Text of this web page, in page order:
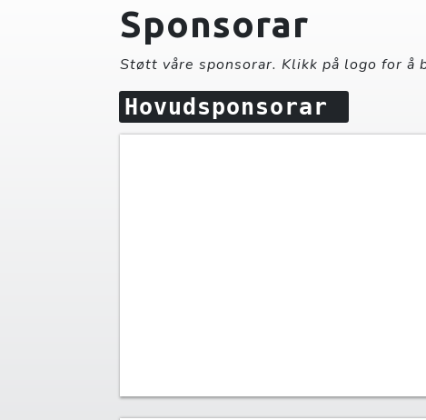
Sponsorar
Støtt våre sponsorar. Klikk på logo for å
Hovudsponsorar